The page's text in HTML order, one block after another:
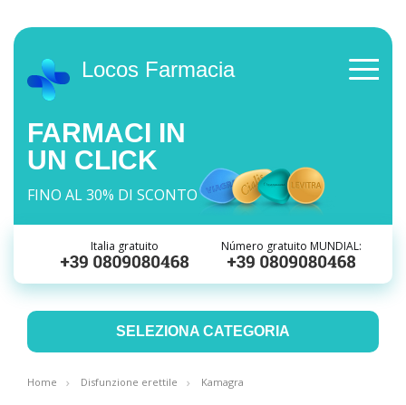
Locos Farmacia
FARMACI IN
UN CLICK
FINO AL 30% DI SCONTO
Italia gratuito Número gratuito MUNDIAL:
SELEZIONA CATEGORIA
Home Disfunzione erettile Kamagra